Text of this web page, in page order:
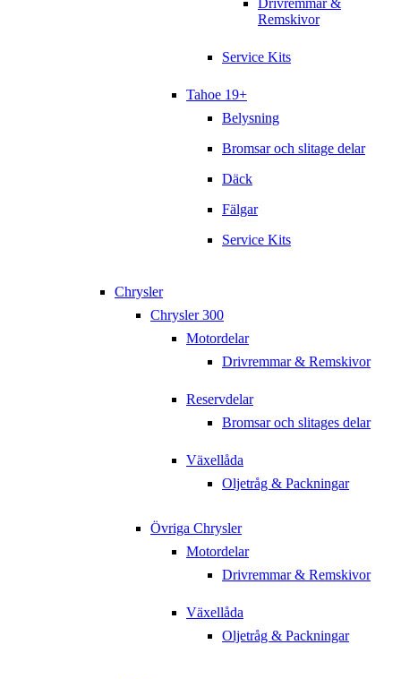
Drivremmar &
Remskivor
Service Kits
Tahoe 19+
Belysning
Bromsar och slitage delar
Däck
Fälgar
Service Kits
Chrysler
Chrysler 300
Motordelar
Drivremmar & Remskivor
Reservdelar
Bromsar och slitages delar
Växellåda
Oljetråg & Packningar
Övriga Chrysler
Motordelar
Drivremmar & Remskivor
Växellåda
Oljetråg & Packningar